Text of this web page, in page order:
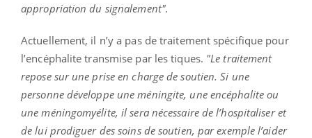
appropriation du signalement".
Actuellement, il n’y a pas de traitement spécifique pour
l’encéphalite transmise par les tiques. "Le traitement
repose sur une prise en charge de soutien. Si une
personne développe une méningite, une encéphalite ou
une méningomyélite, il sera nécessaire de l’hospitaliser et
de lui prodiguer des soins de soutien, par exemple l’aider